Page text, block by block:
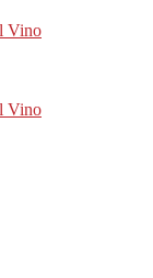
Vino
Vino